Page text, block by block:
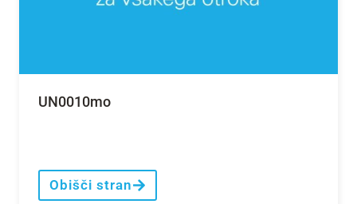
UN0010mo
Obišči stran